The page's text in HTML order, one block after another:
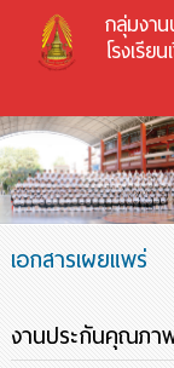
กลุ่มงาน
โรงเรีย
เอกสารเผยแพร่
งานประกันคุณภา